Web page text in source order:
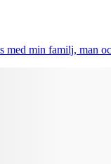
med min familj, man